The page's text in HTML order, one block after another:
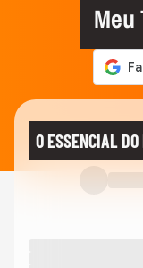
Meu
O ESSENCIAL